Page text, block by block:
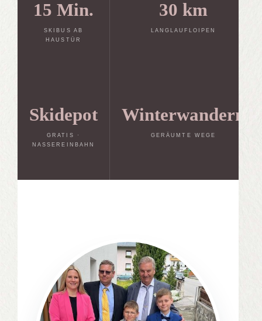
15 Min.
SKIBUS AB
HAUSTÜR
30 km
LANGLAUFLOIPEN
Skidepot
GRATIS ·
NASSEREINBAHN
Winterwandern
GERÄUMTE WEGE